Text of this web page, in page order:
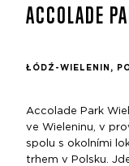
ACCOLADE
ŁÓDŹ-WIELENIN,
Accolade Park
ve Wieleninu, v
spolu s okolními
trhem v Polsku.